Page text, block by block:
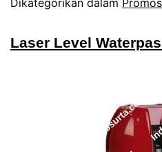
Dikategorikan dalam
Laser Level